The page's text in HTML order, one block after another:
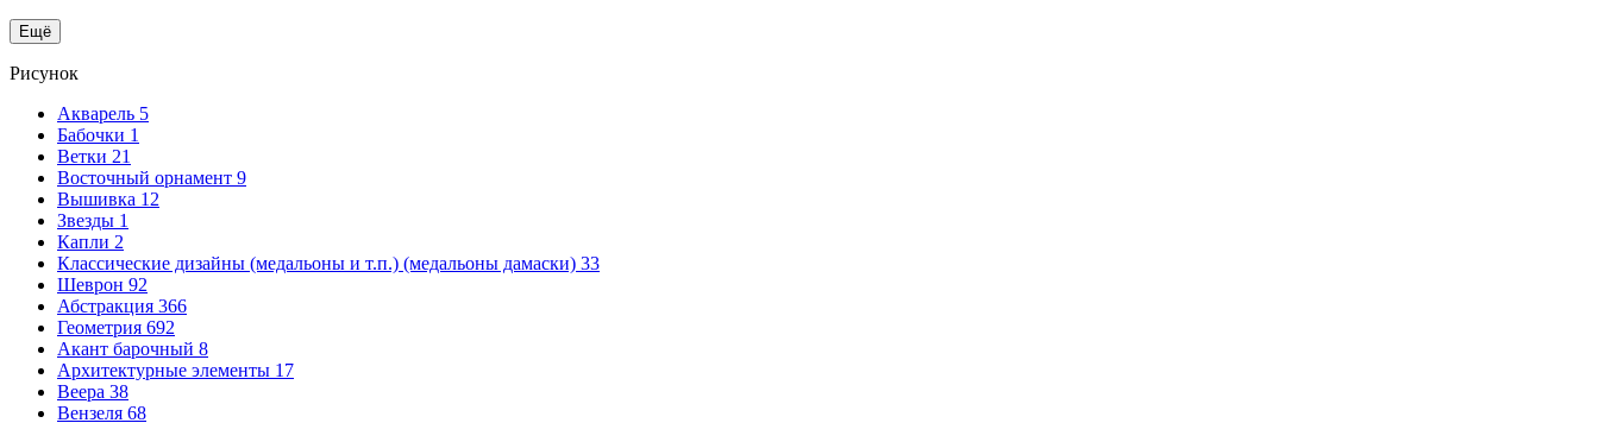
Ещё
Рисунок
Акварель 5
Бабочки 1
Ветки 21
Восточный орнамент 9
Вышивка 12
Звезды 1
Капли 2
Классические дизайны (медальоны и т.п.) (медальоны дамаски) 33
Шеврон 92
Абстракция 366
Геометрия 692
Акант барочный 8
Архитектурные элементы 17
Веера 38
Вензеля 68